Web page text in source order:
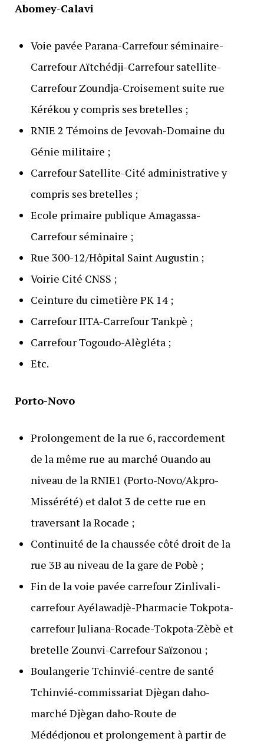
Abomey-Calavi
Voie pavée Parana-Carrefour séminaire-
Carrefour Aïtchédji-Carrefour satellite-
Carrefour Zoundja-Croisement suite rue
Kérékou y compris ses bretelles ;
RNIE 2 Témoins de Jevovah-Domaine du
Génie militaire ;
Carrefour Satellite-Cité administrative y
compris ses bretelles ;
Ecole primaire publique Amagassa-
Carrefour séminaire ;
Rue 300-12/Hôpital Saint Augustin ;
Voirie Cité CNSS ;
Ceinture du cimetière PK 14 ;
Carrefour IITA-Carrefour Tankpè ;
Carrefour Togoudo-Alègléta ;
Etc.
Porto-Novo
Prolongement de la rue 6, raccordement
de la même rue au marché Ouando au
niveau de la RNIE1 (Porto-Novo/Akpro-
Missérété) et dalot 3 de cette rue en
traversant la Rocade ;
Continuité de la chaussée côté droit de la
rue 3B au niveau de la gare de Pobè ;
Fin de la voie pavée carrefour Zinlivali-
carrefour Ayélawadjè-Pharmacie Tokpota-
carrefour Juliana-Rocade-Tokpota-Zèbè et
bretelle Zounvi-Carrefour Saïzonou ;
Boulangerie Tchinvié-centre de santé
Tchinvié-commissariat Djègan daho-
marché Djègan daho-Route de
Médédjonou et prolongement à partir de